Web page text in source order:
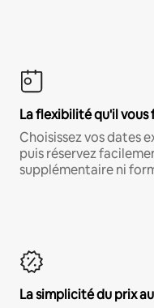
La flexibilité qu'il vous
Choisissez vos dates
puis réservez
supplémentaire ni
La simplicité du prix